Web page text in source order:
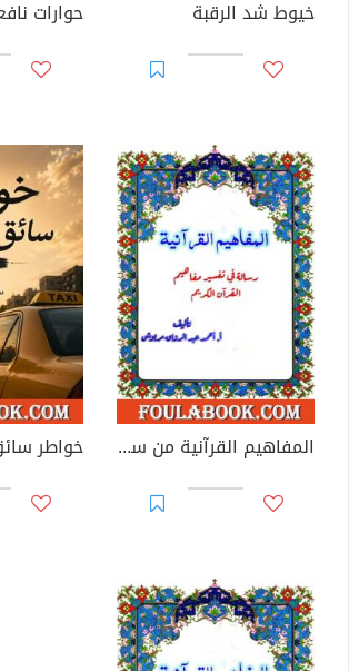
خيوط شد الرقبة
المفاهيم القرآنية من سورة القارعة